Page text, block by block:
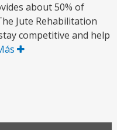
about 50% of
Jute Rehabilitation
competitive and help